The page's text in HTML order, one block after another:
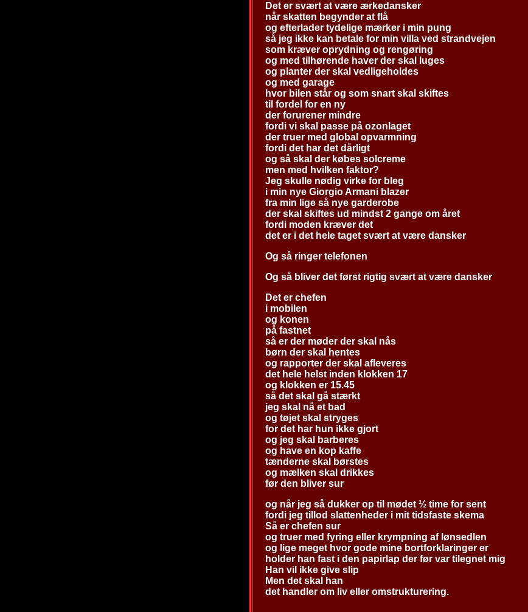
Det er svært at være ærkedansker
når skatten begynder at flå
og efterlader tydelige mærker i min pung
så jeg ikke kan betale for min villa ved strandvejen
som kræver oprydning og rengøring
og med tilhørende haver der skal luges
og planter der skal vedligeholdes
og med garage
hvor bilen står og som snart skal skiftes
til fordel for en ny
der forurener mindre
fordi vi skal passe på ozonlaget
der truer med global opvarmning
fordi det har det dårligt
og så skal der købes solcreme
men med hvilken faktor?
Jeg skulle nødig virke for bleg
i min nye Giorgio Armani blazer
fra min lige så nye garderobe
der skal skiftes ud mindst 2 gange om året
fordi moden kræver det
det er i det hele taget svært at være dansker
Og så ringer telefonen
Og så bliver det først rigtig svært at være dansker
Det er chefen
i mobilen
og konen
på fastnet
så er der møder der skal nås
børn der skal hentes
og rapporter der skal afleveres
det hele helst inden klokken 17
og klokken er 15.45
så det skal gå stærkt
jeg skal nå et bad
og tøjet skal stryges
for det har hun ikke gjort
og jeg skal barberes
og have en kop kaffe
tænderne skal børstes
og mælken skal drikkes
før den bliver sur
og når jeg så dukker op til mødet ½ time for sent
fordi jeg tillod slattenheder i mit tidsfaste skema
Så er chefen sur
og truer med fyring eller krympning af lønsedlen
og lige meget hvor gode mine bortforklaringer er
holder han fast i den papirlap der før var tilegnet mig
Han vil ikke give slip
Men det skal han
det handler om liv eller omstrukturering.